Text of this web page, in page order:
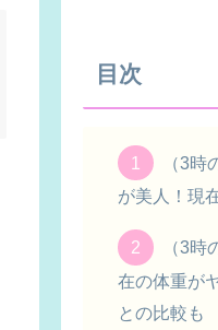
目次
（3
が美人！現
（3
在の体重が
との比較も